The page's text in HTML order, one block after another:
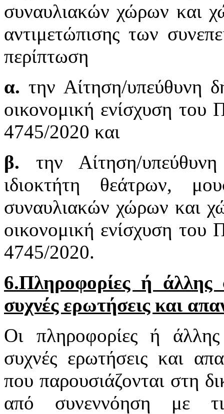
συναυλιακών χώρων και
αντιμετώπισης των
περίπτωση
α. την Αίτηση/υπεύθυνη
οικονομική ενίσχυση του
4745/2020 και
β. την Αίτηση/
ιδιοκτήτη θεάτρων,
συναυλιακών χώρων και
οικονομική ενίσχυση του
4745/2020.
6.Πληροφορίες ή άλλης
συχνές ερωτήσεις και
Οι πληροφορίες ή άλλης
συχνές ερωτήσεις και
που παρουσιάζονται στη
από συνεννόηση με